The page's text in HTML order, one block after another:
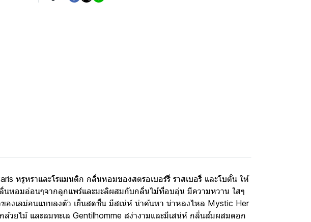
หรูหราและโรแมนติก กลิ่นหอมของสตรอเบอร์รี่ ราสเบอรี่ และโบตั๋น ให้
หอมอ่อนๆจากลูกแพร์และมะลิผสมกับกลิ่นไม้ที่อบอุ่น มีความหวาน ใสๆ
งเลม่อนแบบลงตัว เย็นสดชื่น มีสเน่ห์ น่าค้นหา น่าหลงไหล Mystic Her
ยไม้ และลมทะเล Gentilhomme สง่างามและมีเสน่ห์ กลิ่นส้มผสมดอก